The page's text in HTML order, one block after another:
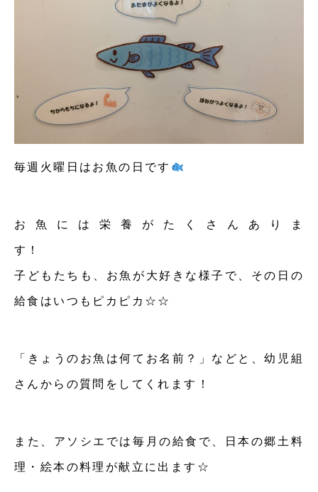
毎週火曜日はお魚の日です
お魚には栄養がたくさんありま
子どもたちも、お魚が大好きな様子で、その日の
給食はいつもピカピカ☆☆
「きょうのお魚は何てお名前？」などと、幼児組
さんからの質問をしてくれます！
また、アソシエでは毎月の給食で、日本の郷土料
理・絵本の料理が献立に出ます☆